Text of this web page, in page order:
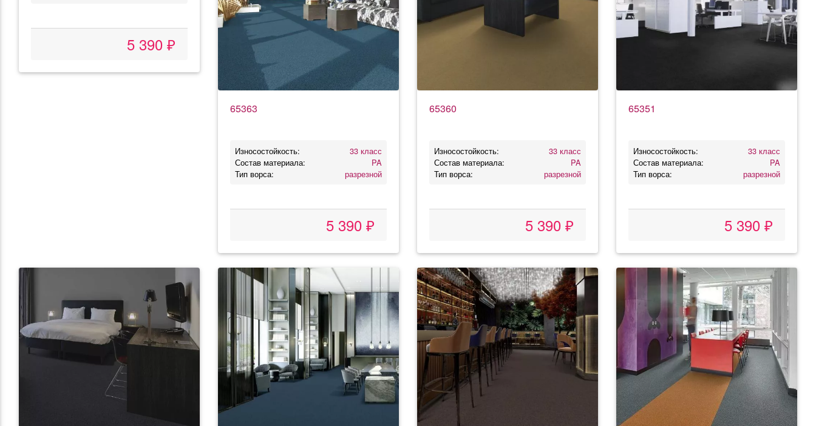
5 390 ₽
65363
Износостойкость:
33 класс
Состав материала:
PA
Тип ворса:
разрезной
5 390 ₽
65360
Износостойкость:
33 класс
Состав материала:
PA
Тип ворса:
разрезной
5 390 ₽
65351
Износостойкость:
33 класс
Состав материала:
PA
Тип ворса:
разрезной
5 390 ₽